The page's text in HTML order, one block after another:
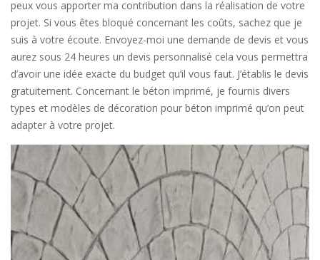
peux vous apporter ma contribution dans la réalisation de votre
projet. Si vous êtes bloqué concernant les coûts, sachez que je
suis à votre écoute. Envoyez-moi une demande de devis et vous
aurez sous 24 heures un devis personnalisé cela vous permettra
d’avoir une idée exacte du budget qu’il vous faut. J’établis le devis
gratuitement. Concernant le béton imprimé, je fournis divers
types et modèles de décoration pour béton imprimé qu’on peut
adapter à votre projet.